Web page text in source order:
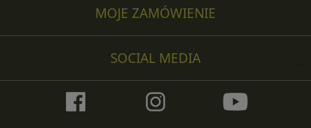
MOJE ZAMÓWIENIE
SOCIAL MEDIA